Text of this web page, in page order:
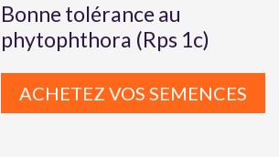
Bonne tolérance au
phytophthora (Rps 1c)
ACHETEZ VOS SEMENCES